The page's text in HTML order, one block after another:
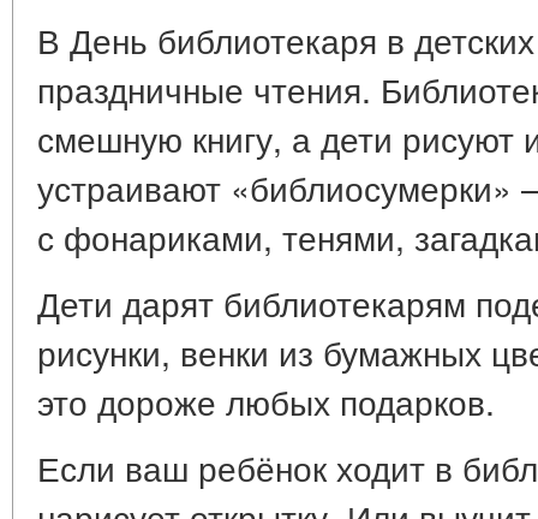
В День библиотекаря в
праздничные чтения.
смешную книгу, а дети
устраивают «библиосумерки»
с фонариками, тенями,
Дети дарят библиотекарям
рисунки, венки из бумажных
это дороже любых подарков.
Если ваш ребёнок ходит в